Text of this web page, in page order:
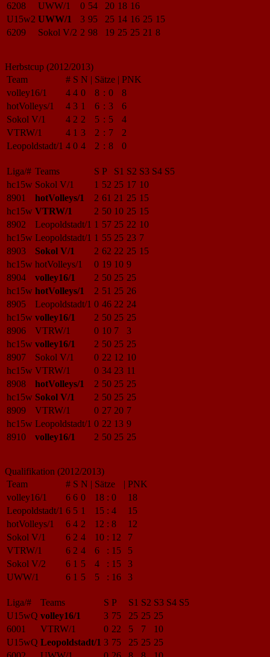
6208
UWW/1 0 54 20 18 16
U15w2 UWW/1 3 95 25 14 16 25 15
6209
Sokol V/2 2 98 19 25 25 21 8
Herbstcup (2012/2013)
Team
# S N | Sätze | PNK
volley16/1
4 4 0 8 : 0
8
hotVolleys/1
4 3 1 6 : 3
6
Sokol V/1
4 2 2 5 : 5
4
VTRW/1
4 1 3 2 : 7
2
Leopoldstadt/1 4 0 4 2 : 8 0
Liga/# Teams S P S1 S2 S3 S4 S5
hc15w Sokol V/1 1 52 25 17 10
8901
hotVolleys/1 2 61 21 25 15
hc15w VTRW/1 2 50 10 25 15
8902
Leopoldstadt/1 1 57 25 22 10
hc15w Leopoldstadt/1 1 55 25 23 7
8903
Sokol V/1 2 62 22 25 15
hc15w hotVolleys/1 0 19 10 9
8904
volley16/1 2 50 25 25
hc15w hotVolleys/1 2 51 25 26
8905
Leopoldstadt/1 0 46 22 24
hc15w volley16/1 2 50 25 25
8906
VTRW/1 0 10 7
3
hc15w volley16/1 2 50 25 25
8907
Sokol V/1 0 22 12 10
hc15w VTRW/1 0 34 23 11
8908
hotVolleys/1 2 50 25 25
hc15w Sokol V/1 2 50 25 25
8909
VTRW/1 0 27 20 7
hc15w Leopoldstadt/1 0 22 13 9
8910
volley16/1 2 50 25 25
Qualifikation (2012/2013)
Team
# S N | Sätze | PNK
volley16/1
6 6 0 18 : 0
18
Leopoldstadt/1 6 5 1 15 : 4
15
hotVolleys/1
6 4 2 12 : 8
12
Sokol V/1
6 2 4 10 : 12
7
VTRW/1
6 2 4 6 : 15
5
Sokol V/2
6 1 5 4 : 15
3
UWW/1
6 1 5 5 : 16 3
Liga/# Teams S P S1 S2 S3 S4 S5
U15wQ volley16/1 3 75 25 25 25
6001
VTRW/1 0 22 5 7
10
U15wQ Leopoldstadt/1 3 75 25 25 25